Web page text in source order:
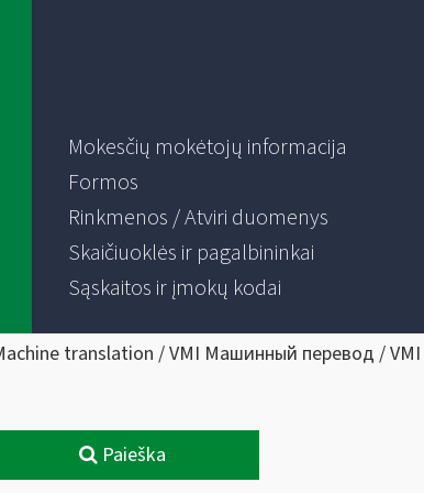
Mokesčių mokėtojų informacija
Formos
Rinkmenos / Atviri duomenys
Skaičiuoklės ir pagalbininkai
Sąskaitos ir įmokų kodai
translation / VMI Машинный перевод /
Paieška